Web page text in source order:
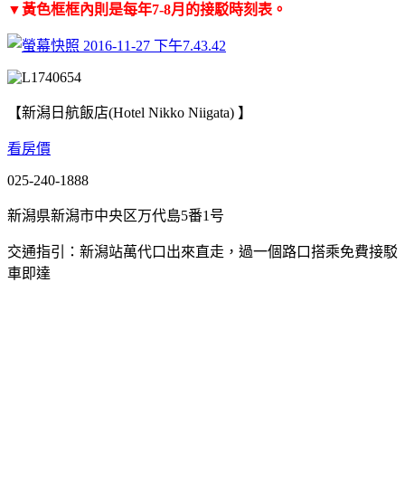
▼黃色框框內則是每年7-8月的接駁時刻表。
【新潟日航飯店(Hotel Nikko Niigata) 】
看房價
025-240-1888
新潟県新潟市中央区万代島5番1号
交通指引：新潟站萬代口出來直走，過一個路口搭乘免費接駁
車即達